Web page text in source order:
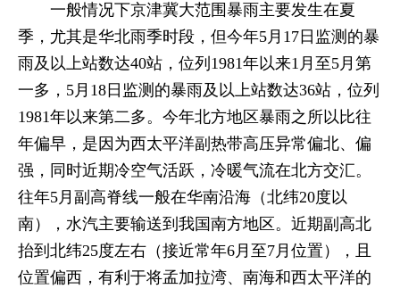
一般情况下京津冀大范围暴雨主要发生在夏
季，尤其是华北雨季时段，但今年5月17日监测的暴
雨及以上站数达40站，位列1981年以来1月至5月第
一多，5月18日监测的暴雨及以上站数达36站，位列
1981年以来第二多。今年北方地区暴雨之所以比往
年偏早，是因为西太平洋副热带高压异常偏北、偏
强，同时近期冷空气活跃，冷暖气流在北方交汇。
往年5月副高脊线一般在华南沿海（北纬20度以
南），水汽主要输送到我国南方地区。近期副高北
抬到北纬25度左右（接近常年6月至7月位置），且
位置偏西，有利于将孟加拉湾、南海和西太平洋的